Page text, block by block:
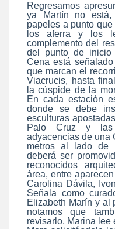
Regresamos
ya Martín no
papeles a punto
los aferra y los
complemento del
del punto de inicio
Cena está
que marcan el
Viacrucis, hasta
la cúspide de la
En cada estación
donde se debe
esculturas
Palo Cruz y
adyacencias de una
metros al lado de
deberá ser
reconocidos
área, entre
Carolina Dávila,
Señala como
Elizabeth Marín y al
notamos que
revisarlo, Marina lee